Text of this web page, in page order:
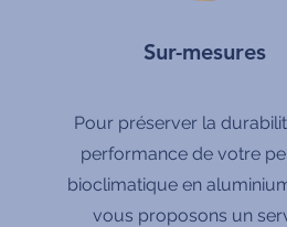
Sur-mesures
Pour préserver la
performance de votre
bioclimatique en
vous proposons un